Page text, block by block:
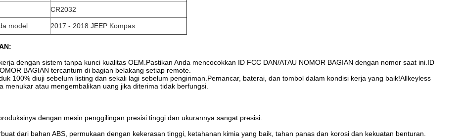
CR2032
model 2017 - 2018 JEEP Kompas
dengan sistem tanpa kunci kualitas OEM.Pastikan Anda mencocokkan ID FCC DAN/ATAU NOMOR BAGIAN dengan nomor saat ini.ID
BAGIAN tercantum di bagian belakang setiap remote.
100% diuji sebelum listing dan sekali lagi sebelum pengiriman.Pemancar, baterai, dan tombol dalam kondisi kerja yang baik!Allkeyless
menukar atau mengembalikan uang jika diterima tidak berfungsi.
dengan mesin penggilingan presisi tinggi dan ukurannya sangat presisi.
dari bahan ABS, permukaan dengan kekerasan tinggi, ketahanan kimia yang baik, tahan panas dan korosi dan kekuatan benturan.